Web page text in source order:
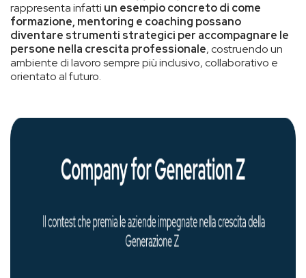
rappresenta infatti un esempio concreto di come
formazione, mentoring e coaching possano
diventare strumenti strategici per accompagnare le
persone nella crescita professionale, costruendo un
ambiente di lavoro sempre più inclusivo, collaborativo e
orientato al futuro.